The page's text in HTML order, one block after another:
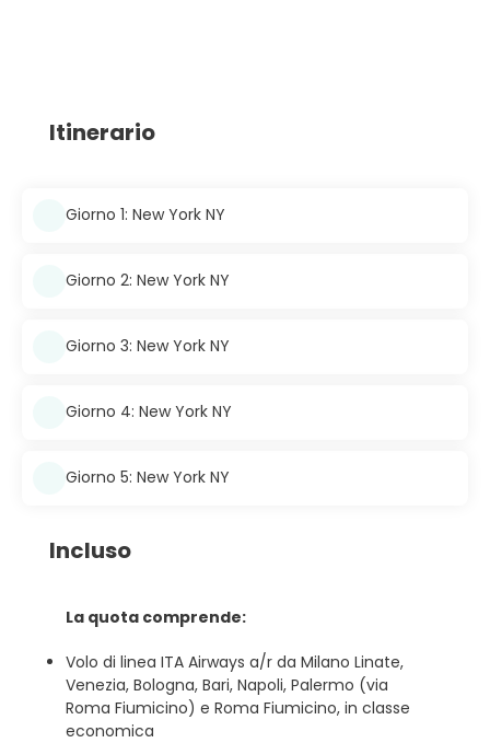
Itinerario
Giorno 1: New York NY
Giorno 2: New York NY
Giorno 3: New York NY
Giorno 4: New York NY
Giorno 5: New York NY
Incluso
La quota comprende:
Volo di linea ITA Airways a/r da Milano Linate,
Venezia, Bologna, Bari, Napoli, Palermo (via
Roma Fiumicino) e Roma Fiumicino, in classe
economica